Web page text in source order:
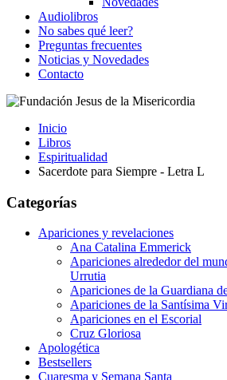
Audiolibros
No sabes qué leer?
Preguntas frecuentes
Noticias y Novedades
Contacto
Inicio
Libros
Espiritualidad
Sacerdote para Siempre - Letra L
Categorías
Apariciones y revelaciones
Ana Catalina Emmerick
Apariciones alrededor del
Urrutia
Apariciones de la Guardiana
Apariciones de la Santísima
Apariciones en el Escorial
Cruz Gloriosa
Apologética
Bestsellers
Cuaresma y Semana Santa